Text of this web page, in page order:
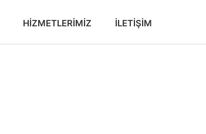
HIZMETLERIMIZ İLETIŞIM